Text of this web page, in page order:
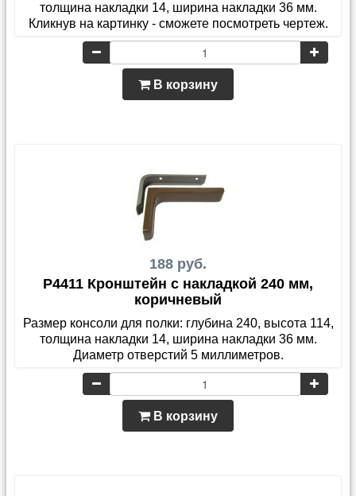
толщина накладки 14, ширина накладки 36 мм.
Кликнув на картинку - сможете посмотреть чертеж.
В корзину
188 руб.
P4411 Кронштейн с накладкой 240 мм,
коричневый
Размер консоли для полки: глубина 240, высота 114,
толщина накладки 14, ширина накладки 36 мм.
Диаметр отверстий 5 миллиметров.
В корзину